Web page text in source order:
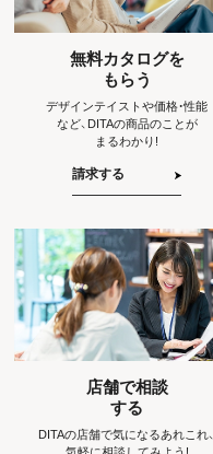
無料カタログを
もらう
デザインテイストや価格・性能
など、 DITAの商品のことが
まるわかり!
請求する
店舗で相談
する
DITAの店舗で気になるあれこれ、